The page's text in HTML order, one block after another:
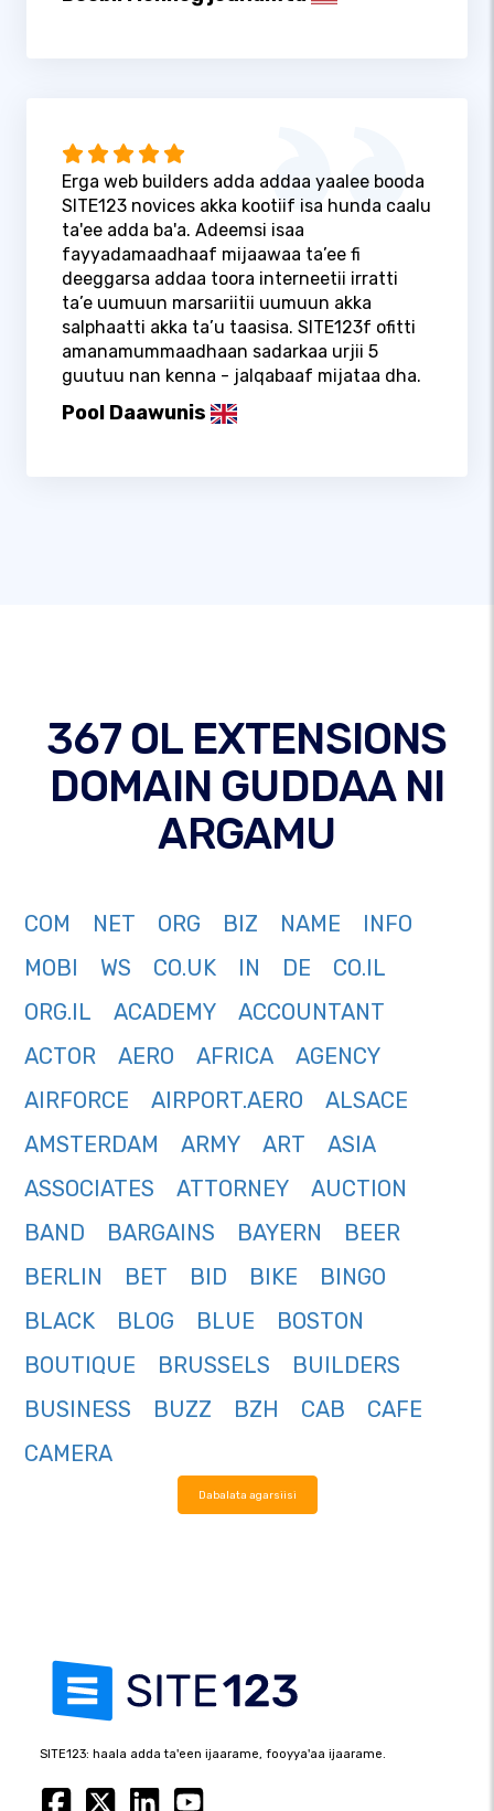
Erga web builders adda addaa yaalee booda
SITE123 novices akka kootiif isa hunda caalu
ta'ee adda ba'a. Adeemsi isaa
fayyadamaadhaaf mijaawaa ta’ee fi
deeggarsa addaa toora interneetii irratti
ta’e uumuun marsariitii uumuun akka
salphaatti akka ta’u taasisa. SITE123f ofitti
amanamummaadhaan sadarkaa urjii 5
guutuu nan kenna - jalqabaaf mijataa dha.
Pool Daawunis
367 OL EXTENSIONS
DOMAIN GUDDAA NI
ARGAMU
COM NET ORG BIZ NAME
INFO
MOBI
WS CO.UK IN DE
CO.IL
ORG.IL
ACADEMY
ACCOUNTANT
ACTOR
AERO AFRICA
AGENCY
AIRFORCE
AIRPORT.AERO
ALSACE
AMSTERDAM
ARMY ART
ASIA
ASSOCIATES
ATTORNEY
AUCTION
BAND
BARGAINS BAYERN
BEER
BERLIN
BET BID BIKE
BINGO
BLACK
BLOG BLUE
BOSTON
BOUTIQUE
BRUSSELS
BUILDERS
BUSINESS
BUZZ BZH CAB
CAFE
CAMERA
Dabalata agarsiisi
SITE123: haala adda ta'een ijaarame, fooyya'aa ijaarame.